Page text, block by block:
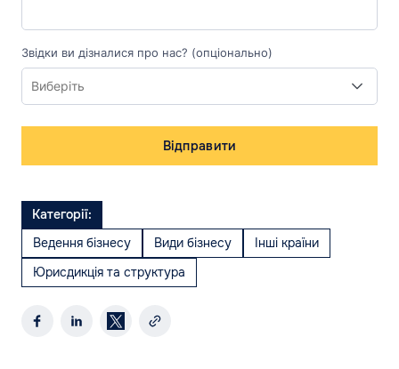
Звідки ви дізналися про нас? (опціонально)
Відправити
Категорії:
Ведення бізнесу
Види бізнесу
Інші країни
Юрисдикція та структура